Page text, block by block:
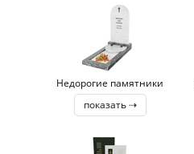
Недорогие памятники
показать ⇢